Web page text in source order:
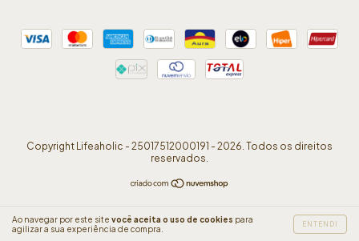
Ao navegar por este site você aceita o uso de cookies para
agilizar a sua experiência de compra.
ENTENDI
Copyright Lifeaholic - 25017512000191 - 2026. Todos os direitos
reservados.